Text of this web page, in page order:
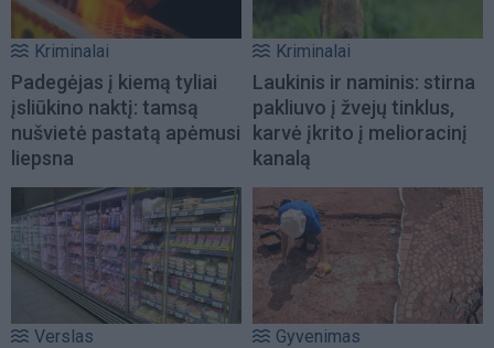
Kriminalai
Padegėjas į kiemą tyliai
įsliūkino naktį: tamsą
nušvietė pastatą apėmusi
liepsna
Kriminalai
Laukinis ir naminis: stirna
pakliuvo į žvejų tinklus,
karvė įkrito į melioracinį
kanalą
Verslas Gyvenimas